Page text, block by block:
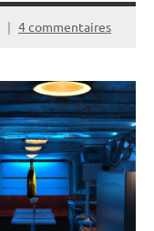
4 commentaires